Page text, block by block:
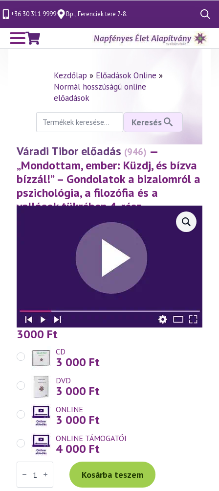
+36 30 311 9999 Bp., Ferenciek tere 7-8.
Search
for:
Kezdőlap » Előadások Online »
Normál hosszúságú online
előadások
Keresés
következőre:
Keresés
Váradi Tibor előadás (946) —
„Mondottam, ember: Küzdj, és bízva
bízzál!” – Gondolatok a bizalomról a
pszichológia, a filozófia és a
vallások tükrében 4. rész
3000 Ft
CD
3 000 Ft
DVD
3 000 Ft
ONLINE
3 000 Ft
ONLINE TÁMOGATÓI
4 000 Ft
Váradi
Tibor
előadás
(946)
Kosárba teszem